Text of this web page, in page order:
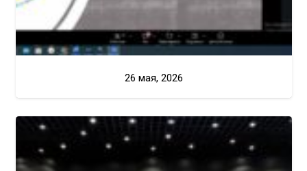
26 мая, 2026